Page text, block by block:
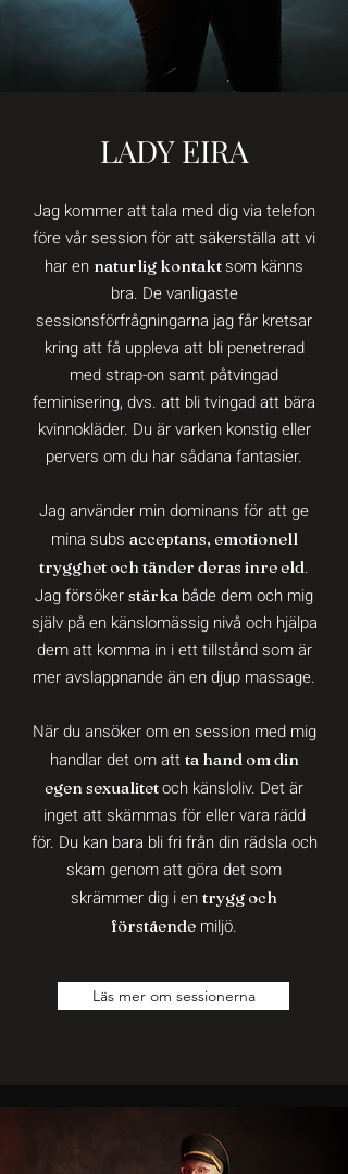
LADY EIRA
Jag kommer att tala med dig via telefon
före vår session för att säkerställa att vi
har en naturlig kontakt som känns
bra. De vanligaste
sessionsförfrågningarna jag får kretsar
kring att få uppleva att bli penetrerad
med strap-on samt påtvingad
feminisering, dvs. att bli tvingad att bära
kvinnokläder. Du är varken konstig eller
pervers om du har sådana fantasier.
Jag använder min dominans för att ge
mina subs acceptans, emotionell
trygghet och tänder deras inre eld.
Jag försöker stärka både dem och mig
själv på en känslomässig nivå och hjälpa
dem att komma in i ett tillstånd som är
mer avslappnande än en djup massage.
När du ansöker om en session med mig
handlar det om att ta hand om din
egen sexualitetoch känsloliv. Det är
inget att skämmas för eller vara rädd
för. Du kan bara bli fri från din rädsla och
skam genom att göra det som
skrämmer dig i en trygg och
förstående miljö.
Läs mer om sessionerna